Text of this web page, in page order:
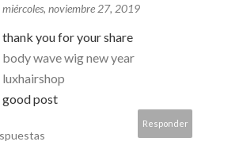
miércoles, noviembre 27, 2019
thank you for your share
body wave wig new year
luxhairshop
good post
Responder